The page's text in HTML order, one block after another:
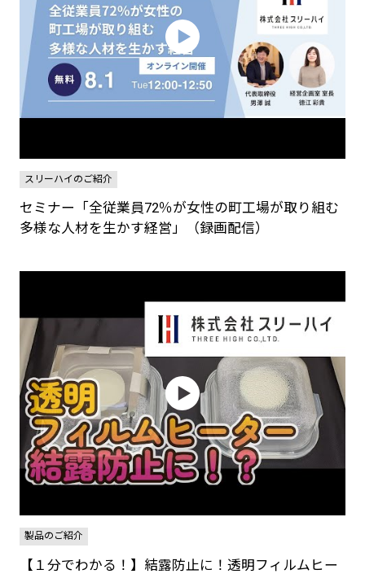
スリーハイのご紹介
セミナー「全従業員72％が女性の町工場が取り組む
多様な人材を生かす経営」（録画配信）
製品のご紹介
【１分でわかる！】結露防止に！透明フィルムヒー